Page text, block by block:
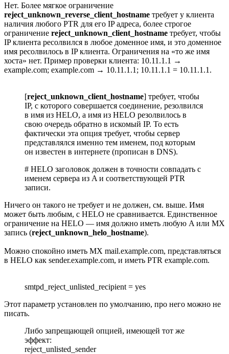
Нет. Более мягкое ограничение
reject_unknown_reverse_client_hostname требует у клиента
наличия любого PTR для его IP адреса, более строгое
ограничение reject_unknown_client_hostname требует, чтобы
IP клиента ресолвился в любое доменное имя, и это доменное
имя ресолвилось в IP клиента. Ограничения на «то же имя
хоста» нет. Пример проверки клиента: 10.11.1.1 →
example.com; example.com → 10.11.1.1; 10.11.1.1 = 10.11.1.1.
[reject_unknown_client_hostname] требует, чтобы
IP, с которого совершается соединение, резолвился
в имя из HELO, а имя из HELO резолвилось в
свою очередь обратно в искомый IP. То есть
фактически эта опция требует, чтобы сервер
представлялся именно тем именем, под которым
он известен в интернете (прописан в DNS).
# HELO заголовок должен в точности совпадать с
именем сервера из A и соответствующей PTR
записи.
Ничего он такого не требует и не должен, см. выше. Имя
может быть любым, с HELO не сравнивается. Единственное
ограничение на HELO — имя должно иметь любую A или MX
запись (reject_unknown_helo_hostname).
Можно спокойно иметь MX mail.example.com, представляться
в HELO как sender.example.com, и иметь PTR example.com.
smtpd_reject_unlisted_recipient = yes
Этот параметр установлен по умолчанию, про него можно не
писать.
Либо запрещающей опцией, имеющей тот же
эффект:
reject_unlisted_sender